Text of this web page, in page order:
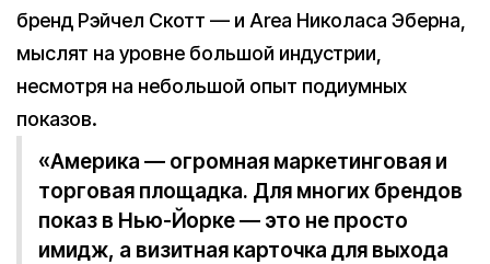
бренд Рэйчел Скотт — и Area Николаса Эберна,
мыслят на уровне большой индустрии,
несмотря на небольшой опыт подиумных
показов.
«Америка — огромная маркетинговая и
торговая площадка. Для многих брендов
показ в Нью-Йорке — это не просто
имидж, а визитная карточка для выхода